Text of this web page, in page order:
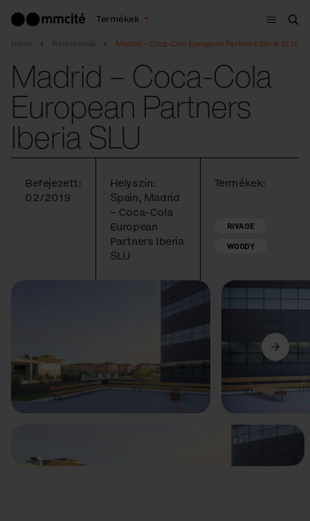
Termékek
Menü
Home Referenciák Madrid – Coca-Cola European Partners Iberia SLU
Madrid – Coca-Cola
European Partners
Iberia SLU
Befejezett:
02/2019
Helyszín:
Spain, Madrid
– Coca-Cola
European
Partners Iberia
SLU
Termékek:
RIVAGE
WOODY
Előző Következő